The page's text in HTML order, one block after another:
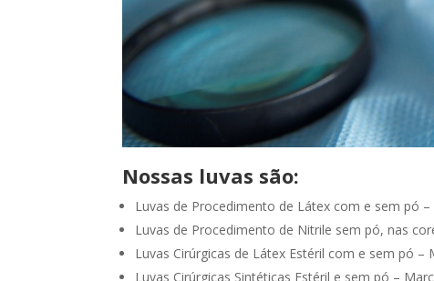
Nossas luvas são:
Luvas de Procedimento de Látex com e sem pó –
Luvas de Procedimento de Nitrile sem pó, nas
Luvas Cirúrgicas de Látex Estéril com e sem pó –
Luvas Cirúrgicas Sintéticas Estéril e sem pó –